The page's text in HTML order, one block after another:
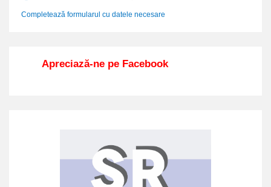
Completează formularul cu datele necesare
Apreciază-ne pe Facebook